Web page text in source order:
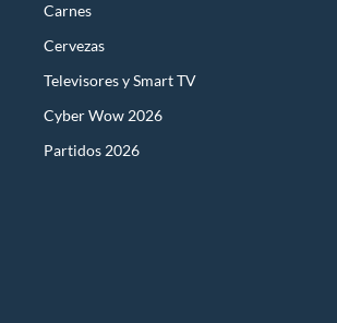
Carnes
Cervezas
Televisores y Smart TV
Cyber Wow 2026
Partidos 2026